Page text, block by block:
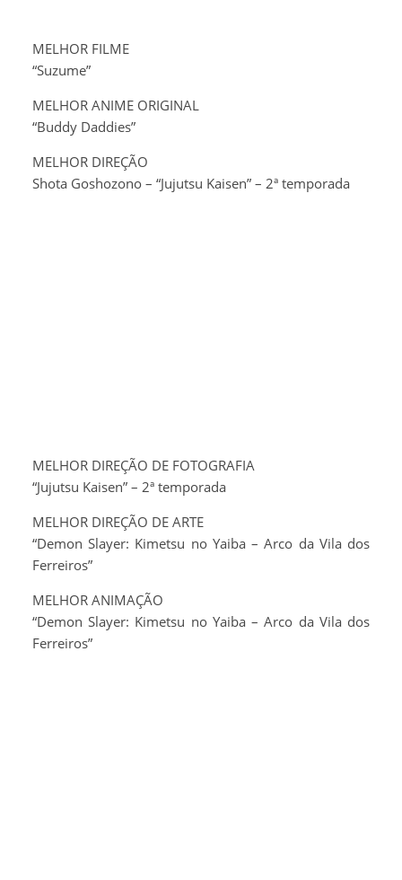
MELHOR FILME
“Suzume”
MELHOR ANIME ORIGINAL
“Buddy Daddies”
MELHOR DIREÇÃO
Shota Goshozono – “Jujutsu Kaisen” – 2ª temporada
MELHOR DIREÇÃO DE FOTOGRAFIA
“Jujutsu Kaisen” – 2ª temporada
MELHOR DIREÇÃO DE ARTE
“Demon Slayer: Kimetsu no Yaiba – Arco da Vila dos
Ferreiros”
MELHOR ANIMAÇÃO
“Demon Slayer: Kimetsu no Yaiba – Arco da Vila dos
Ferreiros”